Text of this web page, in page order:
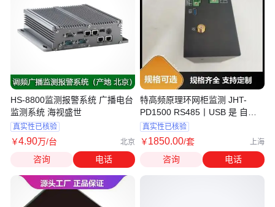
HS-8800监测报警系统 广播电台
监测系统 海视盛世
真实性已核验
￥4.90万/台 北京
咨询 电话
特高频原理环网柜监测 JHT-
PD1500 RS485丨USB 是 自主
研发生产 嘉禾通
真实性已核验
￥1850.00/套 上海
咨询 电话